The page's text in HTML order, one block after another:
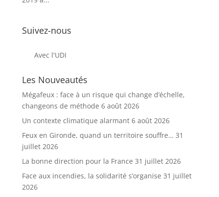
Suivez-nous
Avec l'UDI
Les Nouveautés
Mégafeux : face à un risque qui change d’échelle,
changeons de méthode 6 août 2026
Un contexte climatique alarmant 6 août 2026
Feux en Gironde, quand un territoire souffre… 31
juillet 2026
La bonne direction pour la France 31 juillet 2026
Face aux incendies, la solidarité s’organise 31 juillet
2026